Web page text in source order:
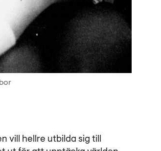
vill hellre utbilda sig till